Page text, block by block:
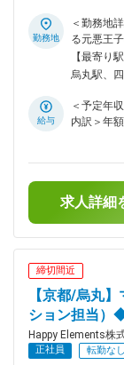
クトに充
ば、副業
躍してい
『あんさ
ビデオ企画・制作・監
Music」
https://
https://
態補足：
週金曜日
『クリエ
リモート
には極力
調不良の
の育休取
パの育休
追求してい
ルアップ
は全額会
積極的に
す！ ■組織風土： エンジニアが15.7%・デザイナーが43.7%・
勤務地
＜勤務地
る元悪王
策：屋内
（リモー
【最寄り駅
烏丸駅、
給与
＜予定年
内訳＞年
有無＞有
上、当社
ブ：会社
給(月額)は
求人詳細
締切間近
【京都/烏丸
ション担当）
Happy Elements株
正社員 転勤なし